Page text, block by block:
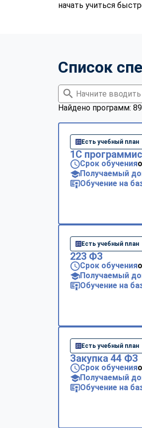
начать учиться
Список
Найдено программ:
Есть учебный план
1С
Срок обучения
Получаемый
Обучение на
Есть учебный план
223 ФЗ
Срок обучения
Получаемый
Обучение на
Есть учебный план
Закупка 44 ФЗ
Срок обучения
Получаемый
Обучение на